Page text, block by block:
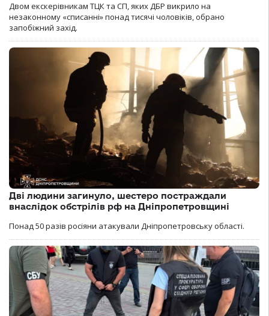
Двом екскерівникам ТЦК та СП, яких ДБР викрило на
незаконному «списанні» понад тисячі чоловіків, обрано
запобіжний захід.
Дві людини загинуло, шестеро постраждали
внаслідок обстрілів рф на Дніпропетровщині
Понад 50 разів росіяни атакували Дніпропетровську області.